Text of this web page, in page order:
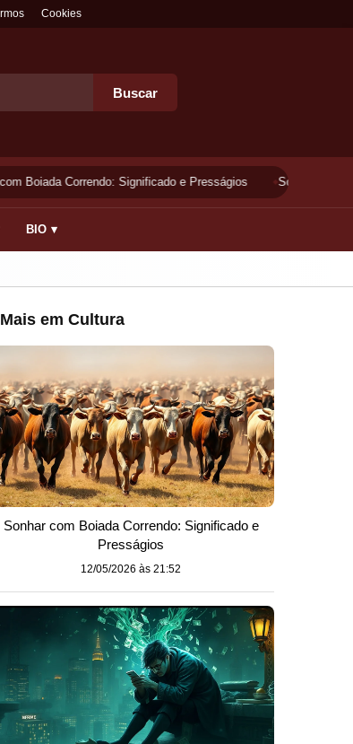
Cookies
Buscar
Boiada Correndo: Significado e Presságios Sonhar
BIO ▾
Mais em Cultura
Sonhar com Boiada Correndo: Significado e
Presságios
12/05/2026 às 21:52